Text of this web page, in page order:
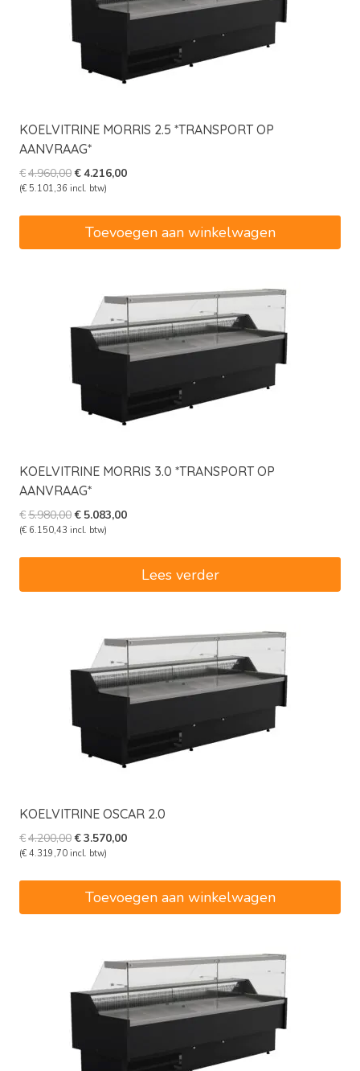
KOELVITRINE MORRIS 2.5 *TRANSPORT OP
AANVRAAG*
€4.960,00Oorspronkelijke
prijs
€4.960,00.
€4.216,00Huidige
(€ 5.101,36 incl. btw)
Toevoegen aan winkelwagen
KOELVITRINE MORRIS 3.0 *TRANSPORT OP
AANVRAAG*
€5.980,00Oorspronkelijke
prijs
€ 5.083,00Huidige
(€ 6.150,43 incl. btw)
Lees verder
KOELVITRINE OSCAR 2.0
€4.200,00Oorspronkelijke
prijs
€3.570,00Huidige
(€ 4.319,70 incl. btw)
Toevoegen aan winkelwagen